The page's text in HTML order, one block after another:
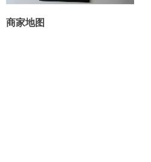
商家地图